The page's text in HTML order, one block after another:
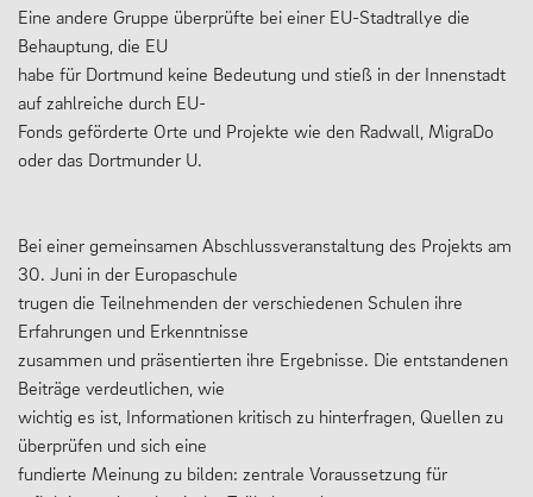
Eine andere Gruppe überprüfte bei einer EU-Stadtrallye die
Behauptung, die EU
habe für Dortmund keine Bedeutung und stieß in der Innenstadt
auf zahlreiche durch EU-
Fonds geförderte Orte und Projekte wie den Radwall, MigraDo
oder das Dortmunder U.
Bei einer gemeinsamen Abschlussveranstaltung des Projekts am
30. Juni in der Europaschule
trugen die Teilnehmenden der verschiedenen Schulen ihre
Erfahrungen und Erkenntnisse
zusammen und präsentierten ihre Ergebnisse. Die entstandenen
Beiträge verdeutlichen, wie
wichtig es ist, Informationen kritisch zu hinterfragen, Quellen zu
überprüfen und sich eine
fundierte Meinung zu bilden: zentrale Voraussetzung für